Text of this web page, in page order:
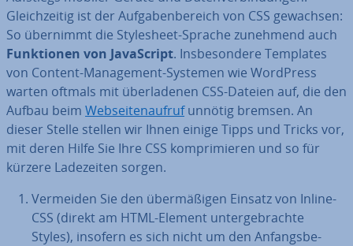
Gleich­zei­tig ist der Auf­ga­ben­be­reich von CSS gewachsen:
So übernimmt die Style­sheet-Sprache zunehmend auch
Funk­tio­nen von Ja­va­Script. Ins­be­son­de­re Templates
von Content-Ma­nage­ment-Systemen wie WordPress
warten oftmals mit über­la­de­nen CSS-Dateien auf, die den
Aufbau beim Web­sei­ten­auf­rufunnötig bremsen. An
dieser Stelle stellen wir Ihnen einige Tipps und Tricks vor,
mit deren Hilfe Sie Ihre CSS kom­pri­mie­ren und so für
kürzere La­de­zei­ten sorgen.
Vermeiden Sie den über­mä­ßi­gen Einsatz von Inline-
CSS (direkt am HTML-Element un­ter­ge­brach­te
Styles), insofern es sich nicht um den An­fangs­be­